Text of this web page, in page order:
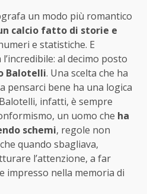
un modo più romantico
calcio fatto di storie e
e statistiche. E
al decimo posto
Balotelli. Una scelta che ha
pensarci bene ha una logica
infatti, è sempre
un uomo che ha
schemi, regole non
quando sbagliava,
l’attenzione, a far
impresso nella memoria di